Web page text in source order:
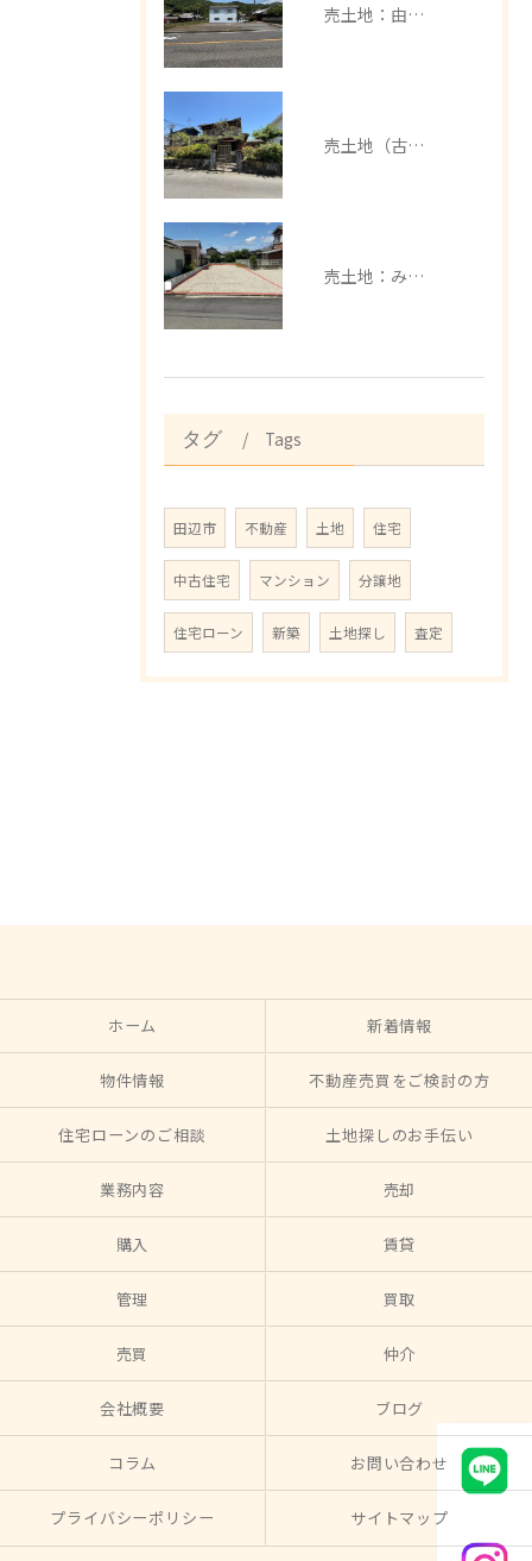
売土地：由良町中
売土地（古家有）：みなべ町芝
売土地：みなべ町埴田
タグ Tags
田辺市 不動産 土地 住宅
中古住宅 マンション 分譲地
住宅ローン 新築 土地探し 査定
ホーム 新着情報
物件情報 不動産売買をご検討の方
住宅ローンのご相談 土地探しのお手伝い
業務内容 売却
購入 賃貸
管理 買取
売買 仲介
会社概要 ブログ
コラム お問い合わせ
プライバシーポリシー サイトマップ